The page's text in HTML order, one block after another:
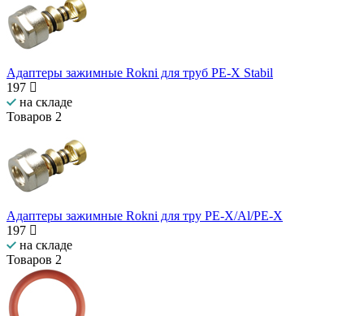
Адаптеры зажимные Rokni для труб PE-X Stabil
197
на складе
Товаров 2
Адаптеры зажимные Rokni для тру PE-X/Al/PE-X
197
на складе
Товаров 2